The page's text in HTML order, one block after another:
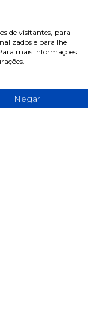
de visitantes, para
e para lhe
mais informações
Negar